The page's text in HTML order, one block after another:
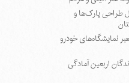
طراحی پارک‌ها و
نمایشگاه‌های خودرو
اربعین آمادگی